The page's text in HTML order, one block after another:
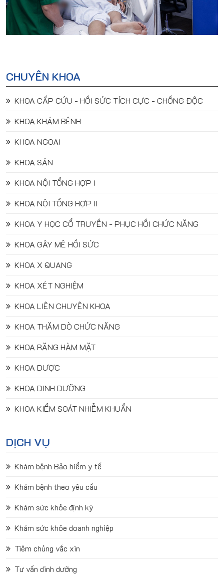
CHUYÊN KHOA
KHOA CẤP CỨU - HỒI SỨC TÍCH CỰC - CHỐNG ĐỘC
KHOA KHÁM BỆNH
KHOA NGOẠI
KHOA SẢN
KHOA NỘI TỔNG HỢP I
KHOA NỘI TỔNG HỢP II
KHOA Y HỌC CỔ TRUYỀN - PHỤC HỒI CHỨC NĂNG
KHOA GÂY MÊ HỒI SỨC
KHOA X QUANG
KHOA XÉT NGHIỆM
KHOA LIÊN CHUYÊN KHOA
KHOA THĂM DÒ CHỨC NĂNG
KHOA RĂNG HÀM MẶT
KHOA DƯỢC
KHOA DINH DƯỠNG
KHOA KIỂM SOÁT NHIỄM KHUẨN
DỊCH VỤ
Khám bệnh Bảo hiểm y tế
Khám bệnh theo yêu cầu
Khám sức khỏe định kỳ
Khám sức khỏe doanh nghiệp
Tiêm chủng vắc xin
Tư vấn dinh dưỡng